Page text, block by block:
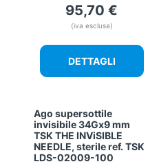
95,70 €
(iva esclusa)
DETTAGLI
Ago supersottile
invisibile 34Gx9 mm
TSK THE INViSIBLE
NEEDLE, sterile ref. TSK
LDS-02009-100